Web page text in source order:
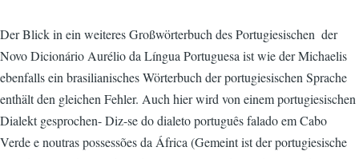
Der Blick in ein weiteres Großwörterbuch des Portugiesischen  der
Novo Dicionário Aurélio da Língua Portuguesa ist wie der Michaelis
ebenfalls ein brasilianisches Wörterbuch der portugiesischen Sprache 
enthält den gleichen Fehler. Auch hier wird von einem portugiesischen
Dialekt gesprochen- Diz-se do dialeto português falado em Cabo
Verde e noutras possessões da África (Gemeint ist der portugiesische